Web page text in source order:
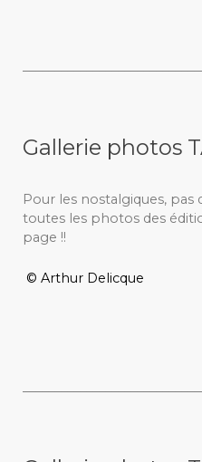
Gallerie photos
Pour les nostalgiques, pas
toutes les photos des
page !!
© Arthur Delicque